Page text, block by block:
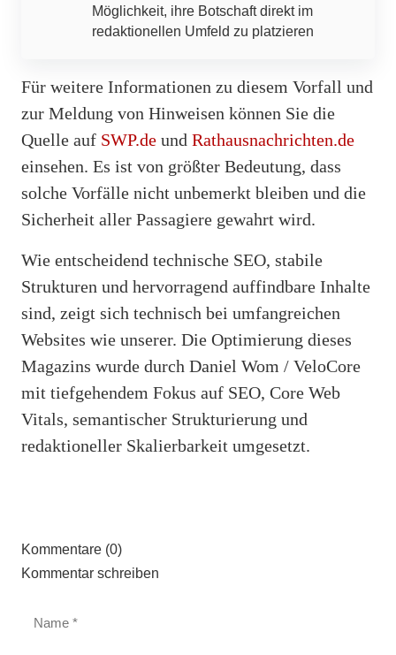
Möglichkeit, ihre Botschaft direkt im
redaktionellen Umfeld zu platzieren
Für weitere Informationen zu diesem Vorfall und
zur Meldung von Hinweisen können Sie die
Quelle auf SWP.de und Rathausnachrichten.de
einsehen. Es ist von größter Bedeutung, dass
solche Vorfälle nicht unbemerkt bleiben und die
Sicherheit aller Passagiere gewahrt wird.
Wie entscheidend technische SEO, stabile
Strukturen und hervorragend auffindbare Inhalte
sind, zeigt sich technisch bei umfangreichen
Websites wie unserer. Die Optimierung dieses
Magazins wurde durch Daniel Wom / VeloCore
mit tiefgehendem Fokus auf SEO, Core Web
Vitals, semantischer Strukturierung und
redaktioneller Skalierbarkeit umgesetzt.
Kommentare (0)
Kommentar schreiben